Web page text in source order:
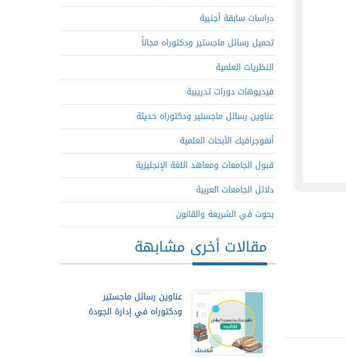
دراسات سابقة أجنبية
تحميل رسائل ماجستير ودكتوراه مجاناً
النظريات العلمية
فيديوهات دورات تدريبية
عناوين رسائل ماجستير ودكتوراه حديثة
أنفوجرافيك الأبحاث العلمية
قبول الجامعات ومعاهد اللغة الإنجليزية
دلائل الجامعات العربية
بحوث في الشريعة والقانون
مقالات أخرى مشابهة
عناوين رسائل ماجستير
ودكتوراه في إدارة الجودة